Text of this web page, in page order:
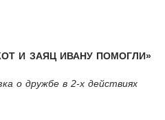
И ЗАЯЦ ИВАНУ ПОМОГЛИ»
о дружбе в 2-х действиях